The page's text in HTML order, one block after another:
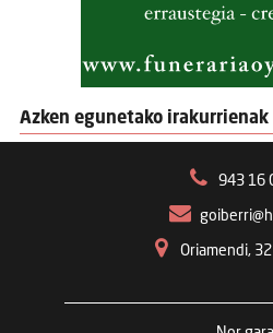
Azken egunetako irakurrienak
943 16
Oriamendi, 32